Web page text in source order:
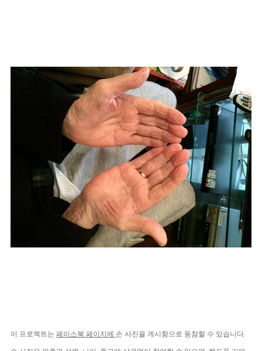
이 프로젝트는 페이스북 페이지에 손 사진을 게시함으로 동참할 수 있습니다.